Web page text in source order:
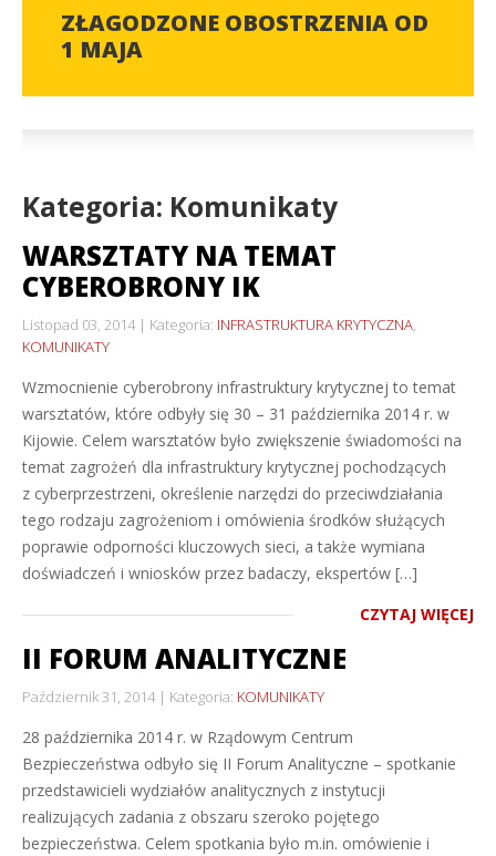
ZŁAGODZONE OBOSTRZENIA OD
1 MAJA
Kategoria: Komunikaty
WARSZTATY NA TEMAT
CYBEROBRONY IK
Listopad 03, 2014 Kategoria: INFRASTRUKTURA KRYTYCZNA,
KOMUNIKATY
Wzmocnienie cyberobrony infrastruktury krytycznej to temat
warsztatów, które odbyły się 30 – 31 października 2014 r. w
Kijowie. Celem warsztatów było zwiększenie świadomości na
temat zagrożeń dla infrastruktury krytycznej pochodzących
z cyberprzestrzeni, określenie narzędzi do przeciwdziałania
tego rodzaju zagrożeniom i omówienia środków służących
poprawie odporności kluczowych sieci, a także wymiana
doświadczeń i wniosków przez badaczy, ekspertów […]
CZYTAJ WIĘCEJ
II FORUM ANALITYCZNE
Październik 31, 2014 Kategoria: KOMUNIKATY
28 października 2014 r. w Rządowym Centrum
Bezpieczeństwa odbyło się II Forum Analityczne – spotkanie
przedstawicieli wydziałów analitycznych z instytucji
realizujących zadania z obszaru szeroko pojętego
bezpieczeństwa. Celem spotkania było m.in. omówienie i